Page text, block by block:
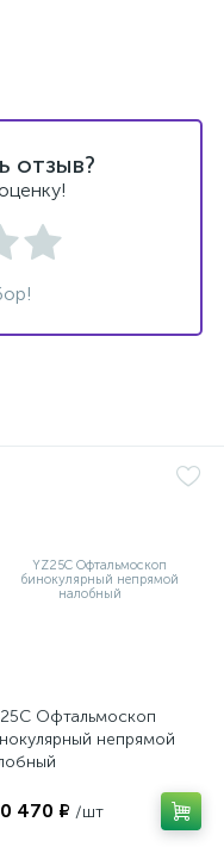
отзыв?
Офтальмоскоп
непрямой
470 ₽ /шт